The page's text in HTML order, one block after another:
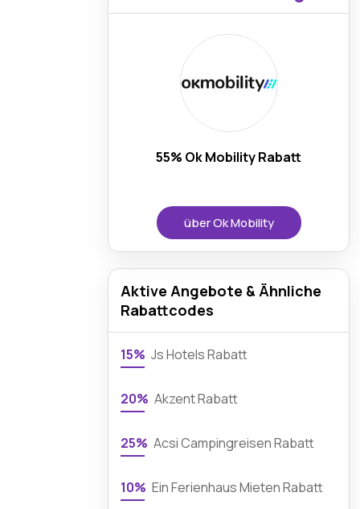
55% Ok Mobility Rabatt
über Ok Mobility
Aktive Angebote & Ähnliche
Rabattcodes
15% Js Hotels Rabatt
20% Akzent Rabatt
25% Acsi Campingreisen Rabatt
10% Ein Ferienhaus Mieten Rabatt